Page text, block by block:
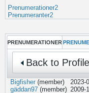
Prenumerationer2
Prenumeranter2
PRENUMERATIONER
Back to Profile
Bigfisher (member)
2023-
gäddan97 (member) 2009-